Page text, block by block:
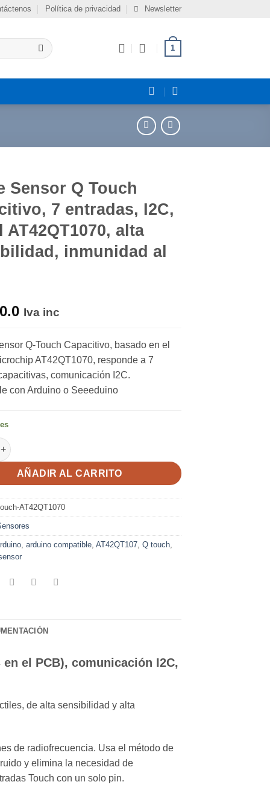
Política de privacidad Newsletter
1
Sensor Q Touch
7 entradas, I2C,
AT42QT1070, alta
inmunidad al
Iva inc
Q-Touch Capacitivo, basado en el
AT42QT1070, responde a 7
comunicación I2C.
con Arduino o Seeeduino
Q Touch Capacitivo, 7 entradas, I2C, Atmel AT42QT1070,
AÑADIR AL CARRITO
AT42QT1070
,arduino compatible ,AT42QT107 ,Q touch
el PCB), comunicación I2C,
de alta sensibilidad y alta
de radiofrecuencia. Usa el método de
y elimina la necesidad de
Touch con un solo pin.